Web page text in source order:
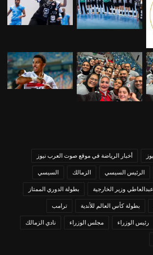
أخبار الرياضة في موقع صوت العرب نيوز
الرئيس السيسي الزمالك السيسي
وزير الخارجية بطولة الدوري الممتاز
بطولة كأس العالم للأندية ترامب
رئيس الوزراء مجلس الوزراء نادي الزمالك